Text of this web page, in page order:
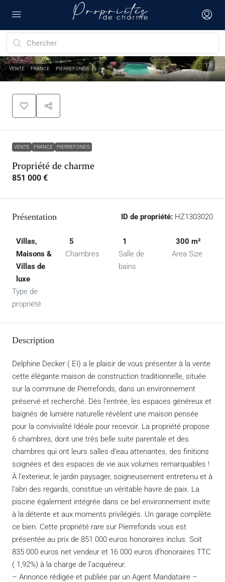
13
VENTE FRANCE PIERREFONDS
VENTE FRANCE PIERREFONDS
Propriété de charme
851 000 €
Présentation ID de propriété: HZ1303020
Villas,
Maisons &
Villas de
luxe
Type de
propriété
5
Chambres
1
Salle de
bains
300 m²
Area Size
Description
Delphine Decker ( EI) a le plaisir de vous présenter à la vente
cette élégante maison de construction traditionnelle, située
sur la commune de Pierrefonds, dans un environnement
préservé et recherché. Dès l’entrée, les espaces généreux et
baignés de lumière naturelle révèlent une maison pensée
pour la convivialité Idéale pour recevoir. La propriété propose
6 chambres, dont une très belle suite parentale et des
chambres qui ont leurs salles d’eau attenantes, des finitions
soignées et des espaces de vie aux volumes remarquables !
À l’exterieur, le jardin paysager, soigneusement entretenu et à
l’abri des regards, constitue un véritable havre de paix. La
piscine également intégrée dans ce bel environnement invite
à la détente et aux moments privilégiés. Un garage complète
ce bien. Cette propriété rare sur Pierrefonds vous est
présentée au prix de 851 000 euros honoraires inclus. Soit
835 000 euros net vendeur et 16 000 euros d’honoraires TTC
( 1,92%) à la charge de l’acquéreur.
– Annonce rédigée et publiée par un Agent Mandataire –